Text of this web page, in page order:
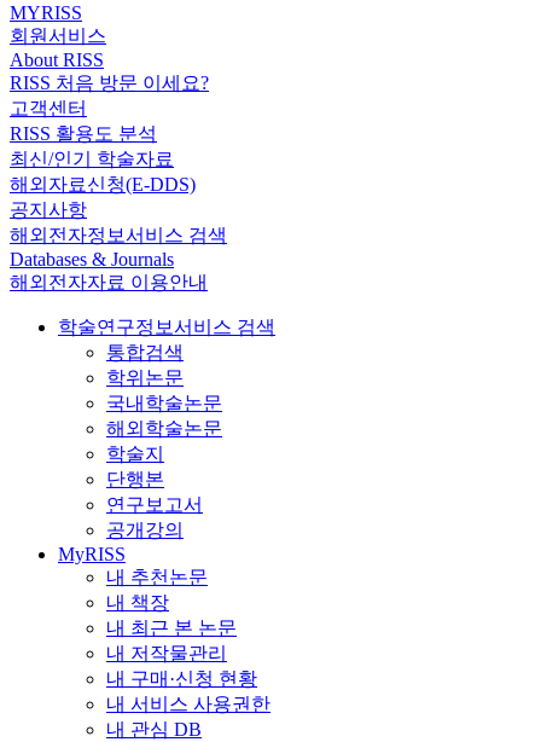
MYRISS
회원서비스
About RISS
RISS 처음 방문 이세요?
고객센터
RISS 활용도 분석
최신/인기 학술자료
해외자료신청(E-DDS)
공지사항
해외전자정보서비스 검색
Databases & Journals
해외전자자료 이용안내
학술연구정보서비스 검색
통합검색
학위논문
국내학술논문
해외학술논문
학술지
단행본
연구보고서
공개강의
MyRISS
내 추천논문
내 책장
내 최근 본 논문
내 저작물관리
내 구매·신청 현황
내 서비스 사용권한
내 관심 DB